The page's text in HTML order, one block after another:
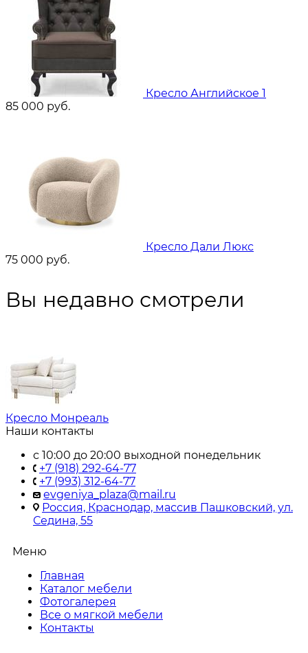
Кресло Английское 1
85 000 руб.
Кресло Дали Люкс
75 000 руб.
Вы недавно смотрели
Кресло Монреаль
Наши контакты
с 10:00 до 20:00 выходной понедельник
+7 (918) 292-64-77
+7 (993) 312-64-77
evgeniya_plaza@mail.ru
Россия, Краснодар, массив Пашковский, ул.
Седина, 55
Меню
Главная
Каталог мебели
Фотогалерея
Все о мягкой мебели
Контакты